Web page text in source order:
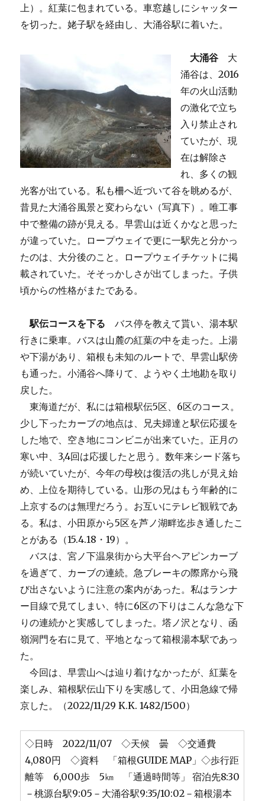
上）。紅葉に包まれている。車窓越しにシャッター
を切った。姥子駅を経由し、大涌谷駅に着いた。
大涌谷 大
涌谷は、2016
年の火山活動
の激化で立ち
入り禁止され
ていたが、現
在は解除さ
れ、多くの観
光客が出ている。私も柵へ近づいて谷を眺めるが、
昔見た大涌谷風景と変わらない（写真下）。唯工事
中で整備の跡が見える。早雲山は近くかなと思った
が違っていた。ロープウェイで更に一駅先と分かっ
たのは、大分後のこと。ロープウェイチケットに掲
載されていた。そそっかしさが出てしまった。子供
頃からの性格がまたである。
駅伝コースを下る バス停を教えて貰い、湯本駅
行きに乗車。バスは山麓の紅葉の中を走った。上湯
や下湯があり、箱根も未知のルートで、早雲山駅傍
も通った。小涌谷へ降りて、ようやく土地勘を取り
戻した。
東海道だが、私には箱根駅伝5区、6区のコース。
少し下ったカーブの地点は、兄夫婦達と駅伝応援を
した地で、空き地にコンビニが出来ていた。正月の
寒い中、3,4回は応援したと思う。数年来シード落ち
が続いていたが、今年の母校は復活の兆しが見え始
め、上位を期待している。山形の兄はもう年齢的に
上京するのは無理だろう。お互いにテレビ観戦であ
る。私は、小田原から5区を芦ノ湖畔迄歩き通したこ
とがある（15.4.18・19）。
バスは、宮ノ下温泉街から大平台ヘアピンカーブ
を過ぎて、カーブの連続。急ブレーキの際席から飛
び出さないように注意の案内があった。私はランナ
ー目線で見てしまい、特に6区の下りはこんな急な下
りの連続かと実感してしまった。塔ノ沢となり、函
嶺洞門を右に見て、平地となって箱根湯本駅であっ
た。
今回は、早雲山へは辿り着けなかったが、紅葉を
楽しみ、箱根駅伝山下りを実感して、小田急線で帰
京した。（2022/11/29 K.K. 1482/1500）
◇日時 2022/11/07 ◇天候 曇 ◇交通費
4,080円 ◇資料 「箱根GUIDE MAP」◇歩行距
離等 6,000歩 5㎞ 「通過時間等」 宿泊先8:30
－桃源台駅9:05－大涌谷駅9:35/10:02－箱根湯本